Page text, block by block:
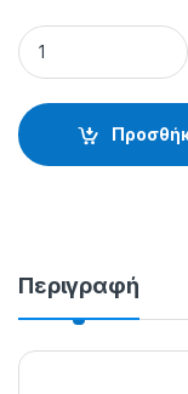
ΚΑΣΕΤΙΝΑ 103 LT -
Περιγραφή